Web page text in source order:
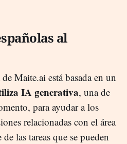
al
Maite.ai está basada en un
IA generativa, una de
para ayudar a los
relacionadas con el área
las tareas que se pueden